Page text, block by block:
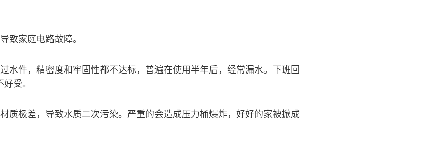
致家庭电路故障。
水件，精密度和牢固性都不达标，普遍在使用半年后，经常漏水。下班回
受。
质极差，导致水质二次污染。严重的会造成压力桶爆炸，好好的家被掀成